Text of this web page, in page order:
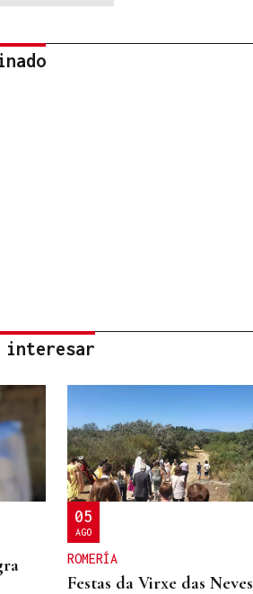
interesar
05
AGO
ROMERÍA
Festas da Virxe das Neves